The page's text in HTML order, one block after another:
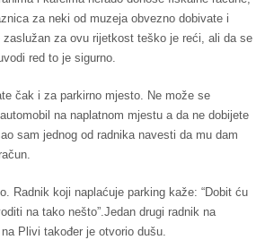
za neki od muzeja obvezno dobivate i
za ovu rijetkost teško je reći, ali da se
red to je sigurno.
čak i za parkirno mjesto. Ne može se
na naplatnom mjestu a da ne dobijete
sam jednog od radnika navesti da mu dam
Radnik koji naplaćuje parking kaže: “Dobit ću
na tako nešto”.Jedan drugi radnik na
Plivi također je otvorio dušu.